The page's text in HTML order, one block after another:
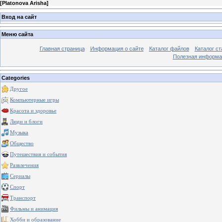
[Platonova Arisha]
Вход на сайт
Меню сайта
Главная страница Информация о сайте Каталог файлов
Каталог
Полезная
Categories
Другое
Компьютерные игры
Красота и здоровье
Люди и блоги
Музыка
Общество
Путешествия и события
Развлечения
Сериалы
Спорт
Транспорт
Фильмы и анимация
Хобби и образование